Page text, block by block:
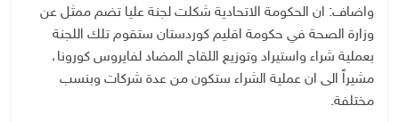
واضاف: ان الحكومة الاتحادية شكلت لجنة عليا تضم ممثل عن
وزارة الصحة في حكومة اقليم كوردستان ستقوم تلك اللجنة
بعملية شراء واستيراد وتوزيع اللقاح المضاد لفايروس كورونا،
مشيراً الى ان عملية الشراء ستكون من عدة شركات وبنسب
مختلفة.